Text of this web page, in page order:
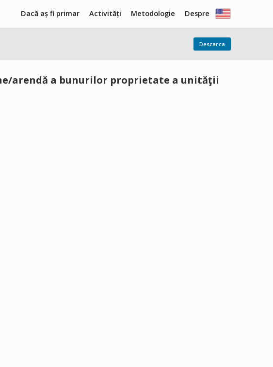
Despre
Metodologie
Activități
Dacă aș fi primar
Descarca
arendă a bunurilor proprietate a unităţii